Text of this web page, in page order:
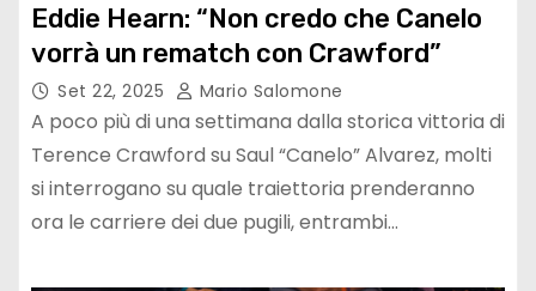
Eddie Hearn: “Non credo che Canelo
vorrà un rematch con Crawford”
Set 22, 2025 Mario Salomone
A poco più di una settimana dalla storica vittoria di
Terence Crawford su Saul “Canelo” Alvarez, molti
si interrogano su quale traiettoria prenderanno
ora le carriere dei due pugili, entrambi…